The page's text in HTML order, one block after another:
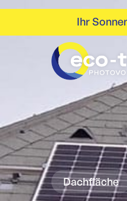
Ihr
Dachfläche